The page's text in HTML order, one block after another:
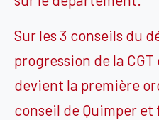
Sur les 3 conseils du
progression de la
devient la première
conseil de Quimper